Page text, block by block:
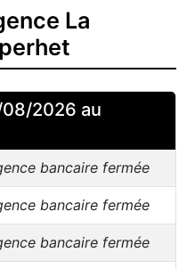
La
2026 au
bancaire fermée
bancaire fermée
bancaire fermée